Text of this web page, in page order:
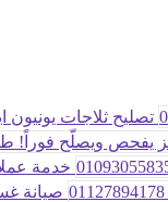
تصليح ثلاجات يونيون اير
خدمة عملاء
صيانة